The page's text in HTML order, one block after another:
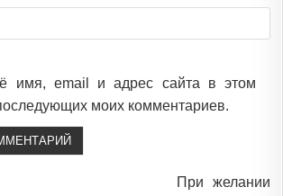
имя, email и адрес сайта в этом
моих комментариев.
При желании